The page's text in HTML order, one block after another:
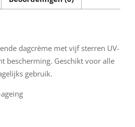
dagcrème met vijf sterren UV-
bescherming. Geschikt voor alle
gebruik.